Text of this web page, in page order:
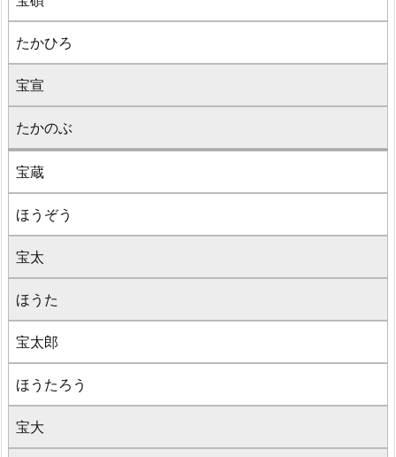
たかひろ
宝宣
たかのぶ
宝蔵
ほうぞう
宝太
ほうた
宝太郎
ほうたろう
宝大